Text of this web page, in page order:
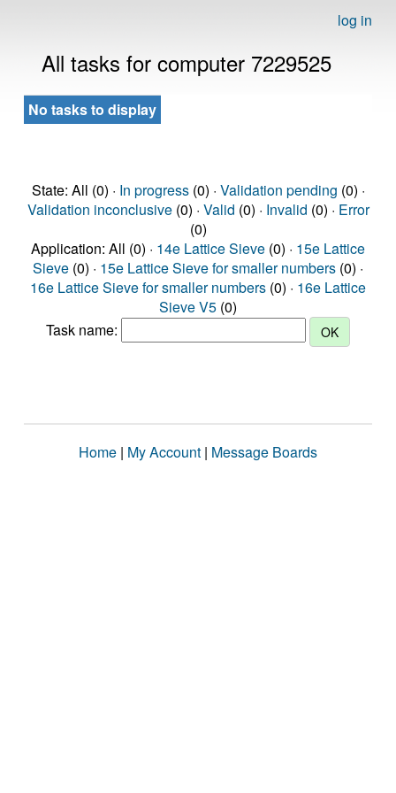
log in
All tasks for computer 7229525
No tasks to display
State: All (0) · In progress(0) · Validation pending (0) ·
Validation inconclusive(0) · Valid (0) · Invalid (0) · Error
(0)
Application: All (0) · 14e Lattice Sieve (0) · 15e Lattice
Sieve (0) · 15e Lattice Sieve for smaller numbers (0) ·
16e Lattice Sieve for smaller numbers (0) · 16e Lattice
Sieve V5 (0)
Task name:
Home | My Account | Message Boards